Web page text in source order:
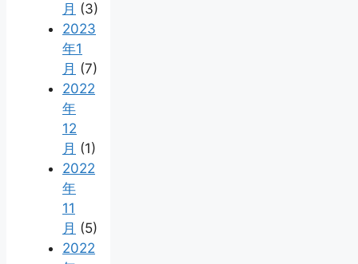
月 (3)
2023
年1
月 (7)
2022
年
12
月 (1)
2022
年
11
月 (5)
2022